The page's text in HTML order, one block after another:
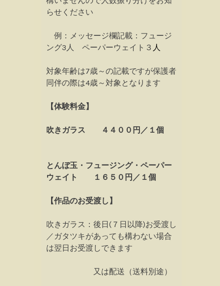
らせください
例：メッセージ欄記載：フュージ
ング3人 ペーパーウェイト３ 人
対象年齢は7歳～の記載ですが保護者
同伴の際は4歳～対象となります
【体験料金】
吹きガラス ４４００円／１個
とんぼ玉・フュージング・ペーパー
ウェイト １６５０円／１個
【作品のお受渡し】
吹きガラス：後日(７日以降)お受渡し
／ガタツキがあっても構わない場合
は翌日お受渡しできます
又は配送（送料別途）